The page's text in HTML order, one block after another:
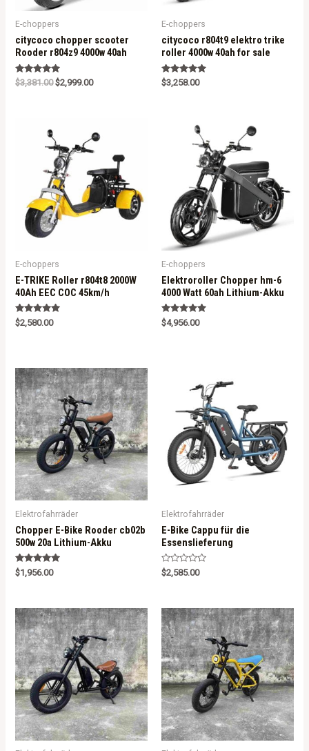
E-choppers
citycoco chopper scooter
Rooder r804z9 4000w 40ah
Rated
5.00
$3,381.00 $2,999.00
E-choppers
citycoco r804t9 elektro trike
roller 4000w 40ah for sale
Rated
5.00
$3,258.00
E-choppers
E-TRIKE Roller r804t8 2000W
40Ah EEC COC 45km/h
Rated
5.00
$2,580.00
E-choppers
Elektroroller Chopper hm-6
4000 Watt 60ah Lithium-Akku
Rated
5.00
$4,956.00
Elektrofahrräder
Chopper E-Bike Rooder cb02b
500w 20a Lithium-Akku
Rated
5.00
$1,956.00
Elektrofahrräder
E-Bike Cappu für die
Essenslieferung
R
a
0
o
u
t
o
f
5
$2,585.00